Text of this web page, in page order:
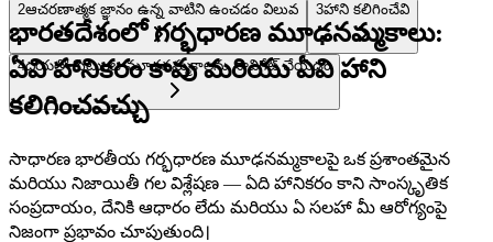
2ఆచరణాత్మక జ్ఞానం ఉన్న వాటిని ఉంచడం విలువ 3హాని కలిగించేవి
4దయతో కుటుంబ మూఢనమ్మకాలను నావిగేట్ చేయడం
భారతదేశంలో గర్భధారణ మూఢనమ్మకాలు:
ఏవి హానికరం కావు మరియు ఏవి హాని
కలిగించవచ్చు
సాధారణ భారతీయ గర్భధారణ మూఢనమ్మకాలపై ఒక ప్రశాంతమైన
మరియు నిజాయితీ గల విశ్లేషణ — ఏది హానికరం కాని సాంస్కృతిక
సంప్రదాయం, దేనికి ఆధారం లేదు మరియు ఏ సలహా మీ ఆరోగ్యంపై
నిజంగా ప్రభావం చూపుతుంది।